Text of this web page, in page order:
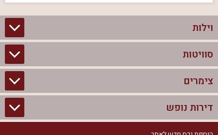
וילות
וילות בצפון
וילות להשכרה
וילות למסיבת רווקים
סוויטות
סוויטות בצפון
צימרים לזוגות עם בריכה פרטית
צימרים
צימרים בצפון
צימרים לזוגות
דירות נופש